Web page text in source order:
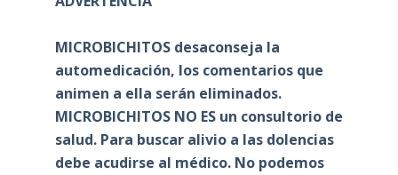
MICROBICHITOS desaconseja la
automedicación, los comentarios que
animen a ella serán eliminados.
MICROBICHITOS NO ES un consultorio de
salud. Para buscar alivio a las dolencias
debe acudirse al médico. No podemos